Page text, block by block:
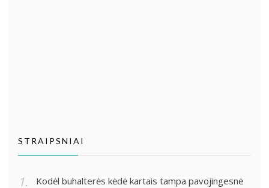
STRAIPSNIAI
Kodėl buhalterės kėdė kartais tampa pavojingesnė